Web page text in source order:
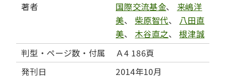
著者
国際交流基金、 来嶋洋
美、 柴原智代、 八田直
美、 木谷直之、根津誠
判型・ページ数・付属
Ａ4 186頁
発刊日
2014年10月